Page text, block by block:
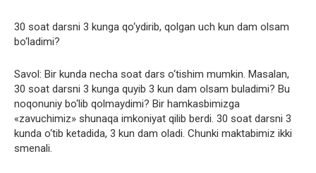
30 soat darsni 3 kunga qo‘ydirib, qolgan uch kun dam olsam
bo‘ladimi?
Savol: Bir kunda necha soat dars o‘tishim mumkin. Masalan,
30 soat darsni 3 kunga quyib 3 kun dam olsam buladimi? Bu
noqonuniy bo‘lib qolmaydimi? Bir hamkasbimizga
«zavuchimiz» shunaqa imkoniyat qilib berdi. 30 soat darsni 3
kunda o‘tib ketadida, 3 kun dam oladi. Chunki maktabimiz ikki
smenali.